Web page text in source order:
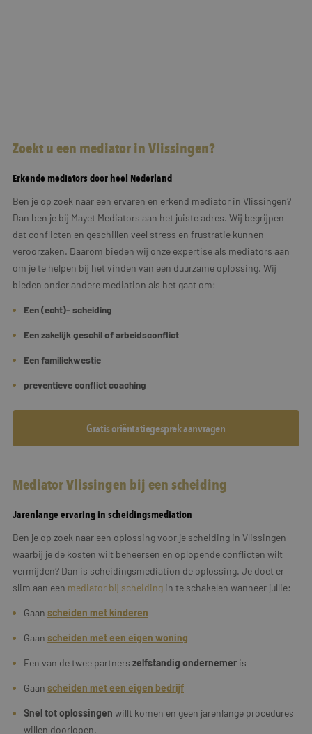
Zoekt u een mediator in Vlissingen?
Erkende mediators door heel Nederland
Ben je op zoek naar een ervaren en erkend mediator in Vlissingen?
Dan ben je bij Mayet Mediators aan het juiste adres. Wij begrijpen
dat conflicten en geschillen veel stress en frustratie kunnen
veroorzaken. Daarom bieden wij onze expertise als mediators aan
om je te helpen bij het vinden van een duurzame oplossing. Wij
bieden onder andere mediation als het gaat om:
Een (echt)- scheiding
Een zakelijk geschil of arbeidsconflict
Een familiekwestie
preventieve conflict coaching
Gratis oriëntatiegesprek aanvragen
Mediator Vlissingen bij een scheiding
Jarenlange ervaring in scheidingsmediation
Ben je op zoek naar een oplossing voor je scheiding in Vlissingen
waarbij je de kosten wilt beheersen en oplopende conflicten wilt
vermijden? Dan is scheidingsmediation de oplossing. Je doet er
slim aan een mediator bij scheiding in te schakelen wanneer jullie:
Gaan scheiden met kinderen
Gaan scheiden met een eigen woning
Een van de twee partners zelfstandig ondernemer is
Gaan scheiden met een eigen bedrijf
Snel tot oplossingen willt komen en geen jarenlange procedures
willen doorlopen.